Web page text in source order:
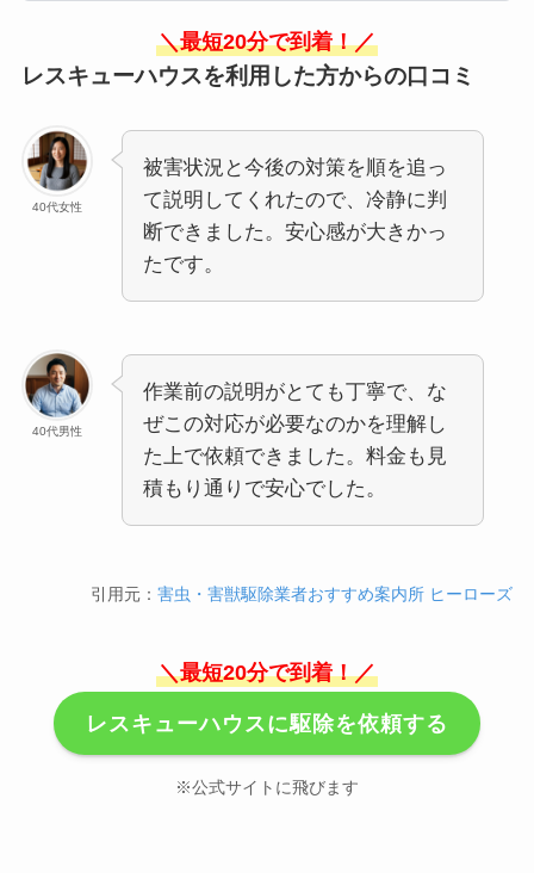
＼最短20分で到着！／
レスキューハウスを利用した方からの口コミ
40代女性
被害状況と今後の対策を順を追っ
て説明してくれたので、冷静に判
断できました。安心感が大きかっ
たです。
40代男性
作業前の説明がとても丁寧で、な
ぜこの対応が必要なのかを理解し
た上で依頼できました。料金も見
積もり通りで安心でした。
引用元：害虫・害獣駆除業者おすすめ案内所 ヒーローズ
＼最短20分で到着！／
レスキューハウスに駆除を依頼する
※公式サイトに飛びます